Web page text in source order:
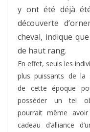
y ont été déjà
découverte
cheval, indique
de haut rang.
En effet, seuls les
plus puissants de la
de cette époque
posséder un tel
pourrait même
cadeau d’alliance